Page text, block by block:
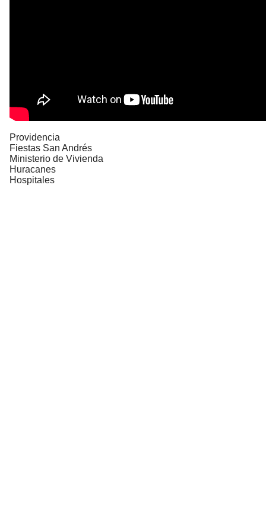
Providencia
Fiestas San Andrés
Ministerio de Vivienda
Huracanes
Hospitales